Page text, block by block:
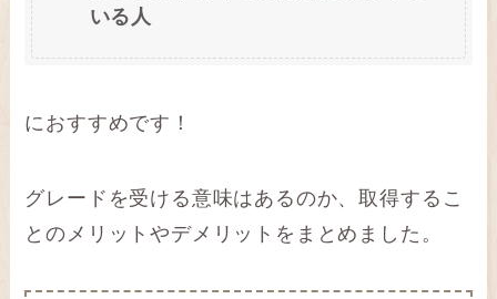
いる人
におすすめです！
グレードを受ける意味はあるのか、取得するこ
とのメリットやデメリットをまとめました。